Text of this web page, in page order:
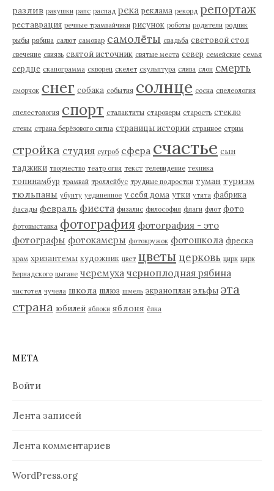
разлив ракушки рапс распад река реклама рекорд репортаж
реставрация речные трамвайчики рисунок роботы родители родник
рыбы рябина салют самовар самолёты свадьба световой стол
свечение свиязь святой источник святые места север семейские семья
сердце сканограмма скворец скелет скульптура слива слон смерть
сморчок снег собака события солнце сосна спелеология
спелестология спорт сталактиты староверы старость стекло
стены страна берёзового ситца страницы истории странное стрим
стройка студия сугроб сфера счастье сын
таджики творчество театр огня текст телевидение техника
топинамбур трамвай троллейбус трудные подростки туман туризм
тюльпаны убунту уединенное у себя дома утки утята фабрика
фасады февраль фиеста физалис философия флаги флот фото
фотовыставка фотография фотография - это
фотографы фотокамеры фотокружок фотошкола фреска
храм хризантемы художник цвет цветы церковь цирк цирк
Вернадского цыгане черемуха черноплодная рябина
чистотел чучела школа шлюз шмель экраноплан эльфы эта
страна юбилей яблоки яблоня ёлка
МЕТА
Войти
Лента записей
Лента комментариев
WordPress.org